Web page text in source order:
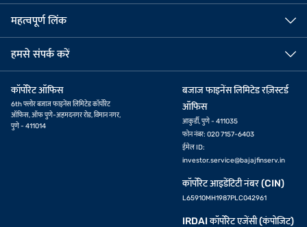
महत्वपूर्ण लिंक
हमसे संपर्क करें
कॉर्पोरेट ऑफिस
6th फ्लोर बजाज फाइनेंस लिमिटेड कॉर्पोरेट
ऑफिस, ऑफ पुणे-अहमदनगर रोड, विमान नगर,
पुणे - 411014
बजाज फाइनेंस लिमिटेड रज़िस्टर्ड
ऑफिस
आकुर्डी, पुणे - 411035
फोन नंबर: 020 7157-6403
ईमेल ID:
investor.service@bajajfinserv.in
कॉर्पोरेट आइडेंटिटी नंबर (CIN)
L65910MH1987PLC042961
IRDAI कॉर्पोरेट एजेंसी (कंपोजिट)